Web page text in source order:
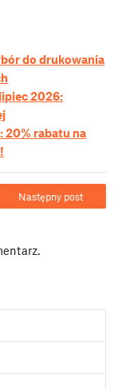
do drukowania
2026:
20% rabatu na
Następny post